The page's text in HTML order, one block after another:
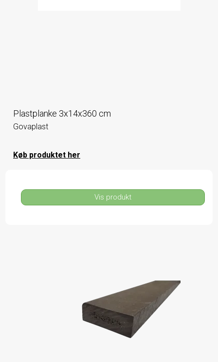
Plastplanke 3x14x360 cm
Govaplast
Køb produktet her
Vis produkt